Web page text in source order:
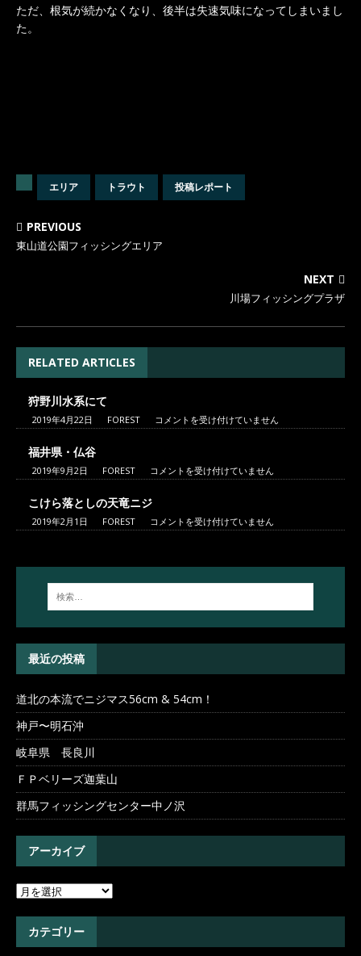
ただ、根気が続かなくなり、後半は失速気味になってしまいまし
た。
エリア トラウト 投稿レポート
PREVIOUS
東山道公園フィッシングエリア
NEXT
川場フィッシングプラザ
RELATED ARTICLES
狩野川水系にて
2019年4月22日 FOREST コメントを受け付けていません
福井県・仏谷
2019年9月2日 FOREST コメントを受け付けていません
こけら落としの天竜ニジ
2019年2月1日 FOREST コメントを受け付けていません
最近の投稿
道北の本流でニジマス56cm & 54cm！
神戸〜明石沖
岐阜県 長良川
ＦＰベリーズ迦葉山
群馬フィッシングセンター中ノ沢
アーカイブ
カテゴリー